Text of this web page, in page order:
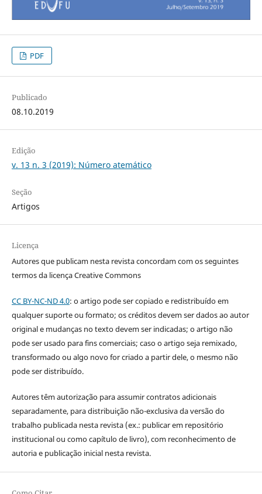
PDF
Publicado
08.10.2019
Edição
v. 13 n. 3 (2019): Número atemático
Seção
Artigos
Licença
Autores que publicam nesta revista concordam com os seguintes
termos da licença Creative Commons
CC BY-NC-ND 4.0: o artigo pode ser copiado e redistribuído em
qualquer suporte ou formato; os créditos devem ser dados ao autor
original e mudanças no texto devem ser indicadas; o artigo não
pode ser usado para fins comerciais; caso o artigo seja remixado,
transformado ou algo novo for criado a partir dele, o mesmo não
pode ser distribuído.
Autores têm autorização para assumir contratos adicionais
separadamente, para distribuição não-exclusiva da versão do
trabalho publicada nesta revista (ex.: publicar em repositório
institucional ou como capítulo de livro), com reconhecimento de
autoria e publicação inicial nesta revista.